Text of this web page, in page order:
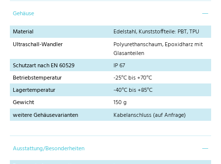
Gehäuse
Material
Edelstahl, Kunststoffteile: PBT, TPU
Ultraschall-Wandler
Polyurethanschaum, Epoxidharz mit
Glasanteilen
Schutzart nach EN 60529
IP 67
Betriebstemperatur
-25°C bis +70°C
Lagertemperatur
-40°C bis +85°C
Gewicht
150 g
weitere Gehäusevarianten
Kabelanschluss (auf Anfrage)
Ausstattung/Besonderheiten